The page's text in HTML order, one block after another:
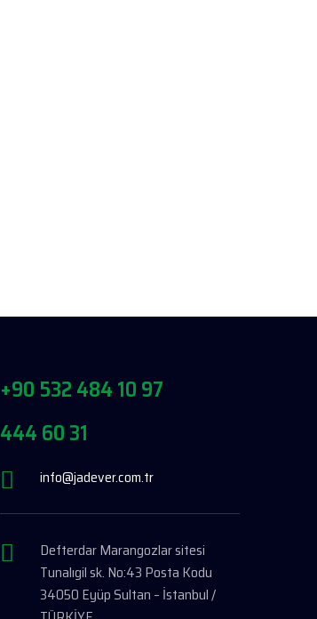
+90 532 484 10 97
444 60 31
info@jadever.com.tr
Defterdar Marangozlar sitesi
Tunalıgil sk. No:43 Posta Kodu
34050 Eyüp Sultan – İstanbul /